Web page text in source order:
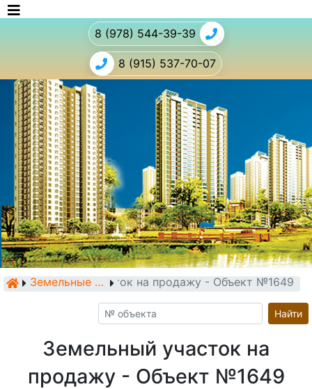
8 (978) 544-39-39
8 (915) 537-70-07
Земельные участки
Земельный участок на продажу - Объект №1649
Найти
Земельный участок на
продажу - Объект №1649